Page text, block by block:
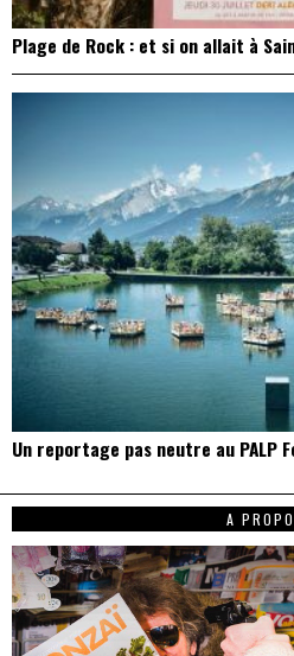
Plage de Rock : et si on allait à
Un reportage pas neutre au PALP
A